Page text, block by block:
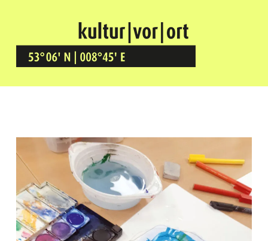
Kultur Vor Ort
BREMEN GRÖPELINGEN